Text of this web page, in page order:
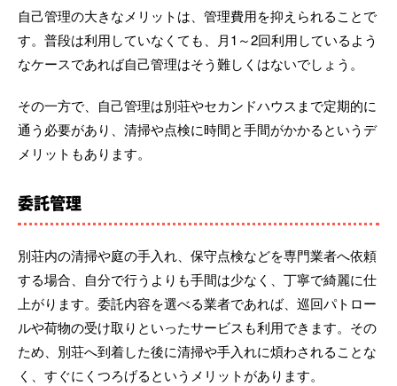
自己管理の大きなメリットは、管理費用を抑えられることで
す。普段は利用していなくても、月1～2回利用しているよう
なケースであれば自己管理はそう難しくはないでしょう。
その一方で、自己管理は別荘やセカンドハウスまで定期的に
通う必要があり、清掃や点検に時間と手間がかかるというデ
メリットもあります。
委託管理
別荘内の清掃や庭の手入れ、保守点検などを専門業者へ依頼
する場合、自分で行うよりも手間は少なく、丁寧で綺麗に仕
上がります。委託内容を選べる業者であれば、巡回パトロー
ルや荷物の受け取りといったサービスも利用できます。その
ため、別荘へ到着した後に清掃や手入れに煩わされることな
く、すぐにくつろげるというメリットがあります。